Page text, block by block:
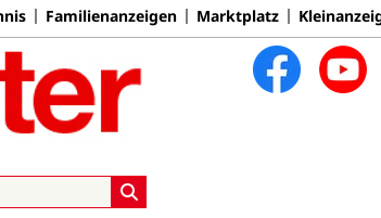
Familienanzeigen Marktplatz